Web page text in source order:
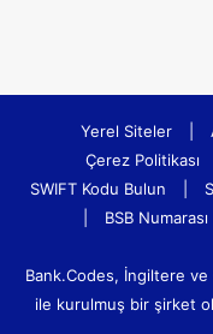
Yerel Siteler
Çerez Politikası
SWIFT Kodu Bulun
BSB
Bank.Codes, İngiltere ve
ile kurulmuş bir şirket